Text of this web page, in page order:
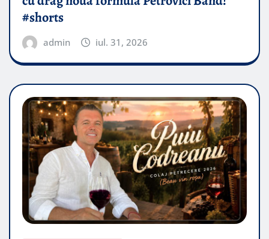
#shorts
admin iul. 31, 2026